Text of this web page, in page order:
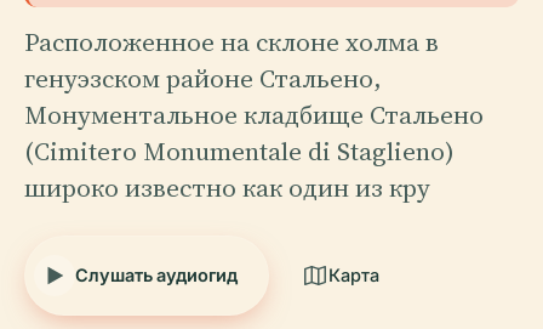
Расположенное на склоне холма в
генуэзском районе Стальено,
Монументальное кладбище Стальено
(Cimitero Monumentale di Staglieno)
широко известно как один из кру
Слушать аудиогид Карта